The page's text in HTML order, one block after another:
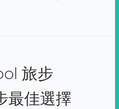
旅步
最佳選擇